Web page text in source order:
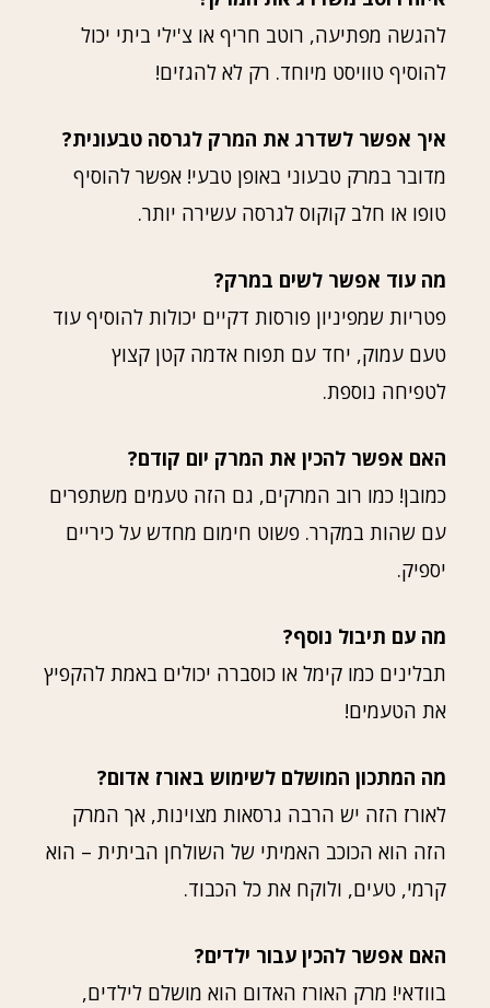
להגשה מפתיעה, רוטב חריף או צ'ילי ביתי יכול
להוסיף טוויסט מיוחד. רק לא להגזים!
איך אפשר לשדרג את המרק לגרסה טבעונית?
מדובר במרק טבעוני באופן טבעי! אפשר להוסיף
טופו או חלב קוקוס לגרסה עשירה יותר.
מה עוד אפשר לשים במרק?
פטריות שמפיניון פורסות דקיים יכולות להוסיף עוד
טעם עמוק, יחד עם תפוח אדמה קטן קצוץ
לטפיחה נוספת.
האם אפשר להכין את המרק יום קודם?
כמובן! כמו רוב המרקים, גם הזה טעמים משתפרים
עם שהות במקרר. פשוט חימום מחדש על כיריים
יספיק.
מה עם תיבול נוסף?
תבלינים כמו קימל או כוסברה יכולים באמת להקפיץ
את הטעמים!
מה המתכון המושלם לשימוש באורז אדום?
לאורז הזה יש הרבה גרסאות מצוינות, אך המרק
הזה הוא הכוכב האמיתי של השולחן הביתית – הוא
קרמי, טעים, ולוקח את כל הכבוד.
האם אפשר להכין עבור ילדים?
בוודאי! מרק האורז האדום הוא מושלם לילדים,